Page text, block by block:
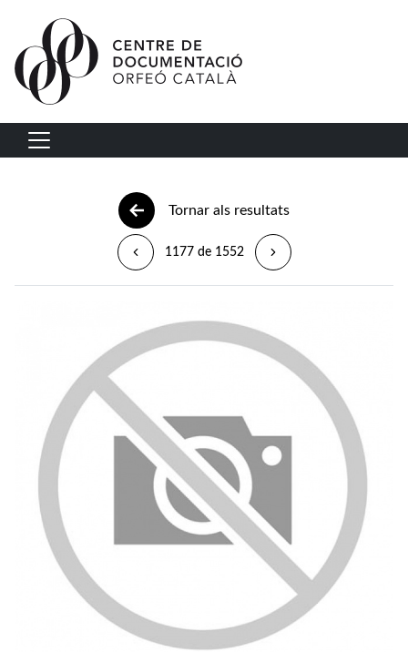
Vés al contingut
Navegació principal
Tornar als resultats
1177 de 1552